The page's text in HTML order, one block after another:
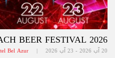
BEER FESTIVAL 2026
20 آب 2026 - 23 آب 2026 | Bel Azur